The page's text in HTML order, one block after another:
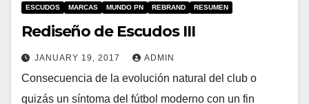
ESCUDOS MARCAS MUNDO PN REBRAND RESUMEN
Rediseño de Escudos III
JANUARY 19, 2017 ADMIN
Consecuencia de la evolución natural del club o
quizás un síntoma del fútbol moderno con un fin